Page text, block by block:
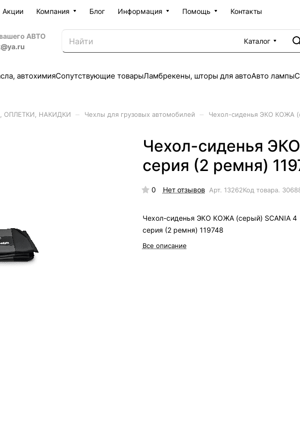
Акции Компания Блог Информация Помощь Контакты
АВТО
Каталог
автохимияСопутствующие товарыЛамбрекены, шторы для автоАвто лампы
ОПЛЕТКИ, НАКИДКИ Чехлы для грузовых автомобилей Чехол-сиденья ЭКО КОЖА
Чехол-сиденья
серия (2 ремня)
0 Нет отзывов Арт. 13262Код товара.
Чехол-сиденья ЭКО КОЖА (серый) SCANIA 4
серия (2 ремня) 119748
Все описание